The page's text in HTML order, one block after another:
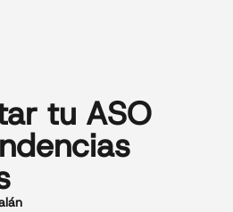
tu ASO